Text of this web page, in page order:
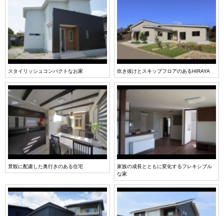
スタイリッシュコンパクトなお家 吹き抜けとスキップフロアのあるHIRAYA
景観に配慮した奥行きのある住宅
家族の成長とともに変化するフレキシブル
な家